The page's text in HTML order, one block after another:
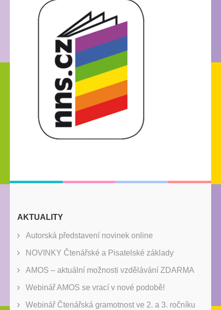
AKTUALITY
Autorská představení novinek online
NOVINKY Čtenářské a Pisatelské základy
AMOS – aktuální možnosti vzdělávání ZDARMA
Webinář AMOS se vrací v nové podobě!
Webinář Čtenářská gramotnost ve 2. a 3. ročníku